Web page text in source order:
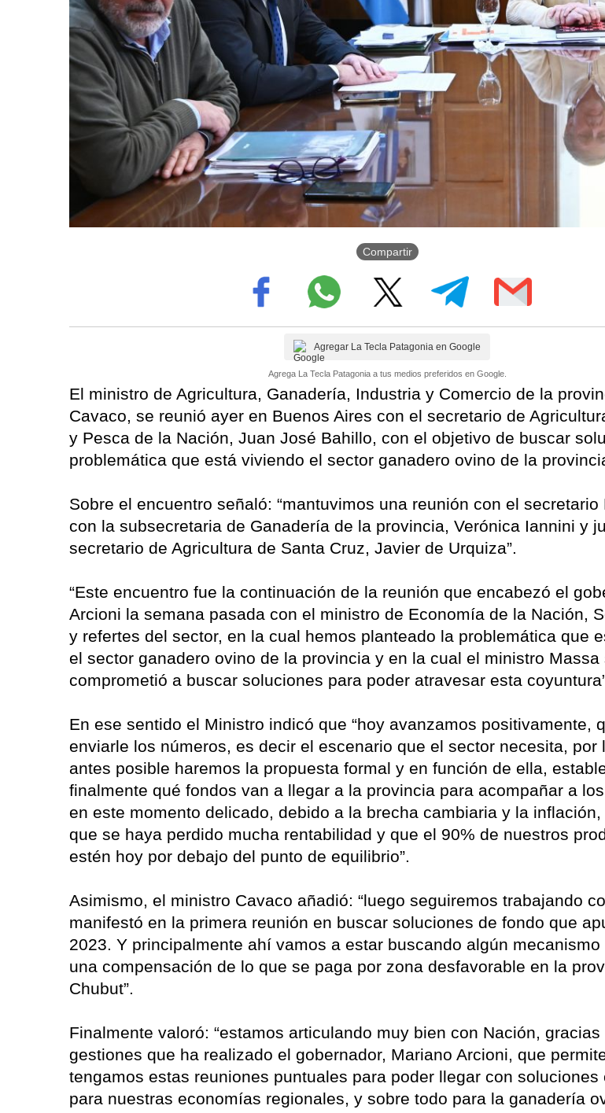
Compartir
Agregar La Tecla Patagonia en Google
Agrega La Tecla Patagonia a tus medios preferidos en Google.
El ministro de Agricultura, Ganadería, Industria y Comercio de la
Cavaco, se reunió ayer en Buenos Aires con el secretario de
y Pesca de la Nación, Juan José Bahillo, con el objetivo de buscar
problemática que está viviendo el sector ganadero ovino de la
Sobre el encuentro señaló: “mantuvimos una reunión con el secretario
con la subsecretaria de Ganadería de la provincia, Verónica Iannini y
secretario de Agricultura de Santa Cruz, Javier de Urquiza”.
“Este encuentro fue la continuación de la reunión que encabezó el
Arcioni la semana pasada con el ministro de Economía de la Nación,
y refertes del sector, en la cual hemos planteado la problemática que
el sector ganadero ovino de la provincia y en la cual el ministro Massa
comprometió a buscar soluciones para poder atravesar esta
En ese sentido el Ministro indicó que “hoy avanzamos positivamente,
enviarle los números, es decir el escenario que el sector necesita, por
antes posible haremos la propuesta formal y en función de ella,
finalmente qué fondos van a llegar a la provincia para acompañar a
en este momento delicado, debido a la brecha cambiaria y la
que se haya perdido mucha rentabilidad y que el 90% de nuestros
estén hoy por debajo del punto de equilibrio”.
Asimismo, el ministro Cavaco añadió: “luego seguiremos trabajando
manifestó en la primera reunión en buscar soluciones de fondo que
2023. Y principalmente ahí vamos a estar buscando algún
una compensación de lo que se paga por zona desfavorable en la
Chubut”.
Finalmente valoró: “estamos articulando muy bien con Nación, gracias
gestiones que ha realizado el gobernador, Mariano Arcioni, que
tengamos estas reuniones puntuales para poder llegar con soluciones
para nuestras economías regionales, y sobre todo para la ganadería